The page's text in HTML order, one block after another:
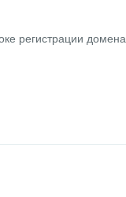
регистрации домена,